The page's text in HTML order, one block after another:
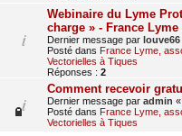
Webinaire du Lyme
charge » - France Lyme
Dernier message par louve66
Posté dans France Lyme,
Vectorielles à Tiques
Réponses : 2
Comment recevoir
Dernier message par admin «
Posté dans France Lyme,
Vectorielles à Tiques